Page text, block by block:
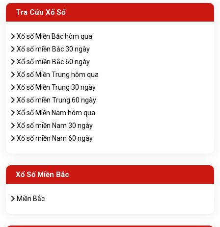
Xổ Số Miền Bắc
Miền Bắc
Tra Cứu Xổ Số
Xổ số Miền Bắc hôm qua
Xổ số miền Bắc 30 ngày
Xổ số miền Bắc 60 ngày
Xổ số Miền Trung hôm qua
Xổ số Miền Trung 30 ngày
Xổ số miền Trung 60 ngày
Xổ số Miền Nam hôm qua
Xổ số miền Nam 30 ngày
Xổ số miền Nam 60 ngày